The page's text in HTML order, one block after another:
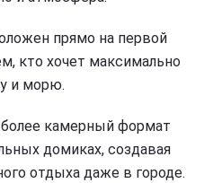
прямо на первой
кто хочет максимально
и морю.
более камерный формат
домиках, создавая
отдыха даже в городе.